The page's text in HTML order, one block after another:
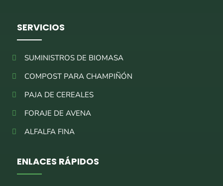
SERVICIOS
SUMINISTROS DE BIOMASA
COMPOST PARA CHAMPIÑÓN
PAJA DE CEREALES
FORAJE DE AVENA
ALFALFA FINA
ENLACES RÁPIDOS